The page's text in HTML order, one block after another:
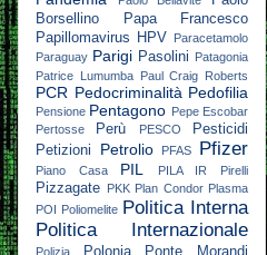
Borsellino
Papa Francesco
Papillomavirus HPV
Paracetamolo
Paraguay Parigi Pasolini Patagonia
Patrice Lumumba
Paul Craig Roberts
PCR Pedocriminalità Pedofilia
Pensione Pentagono Pepe Escobar
Pertosse
Perù PESCO
Pesticidi
Petizioni
Petrolio PFAS Pfizer
Piano Casa PIL PILA IR Pirelli
Pizzagate PKK Plan Condor Plasma
POI Poliomelite Politica Interna
Politica Internazionale
Polizia Polonia
Ponte Morandi